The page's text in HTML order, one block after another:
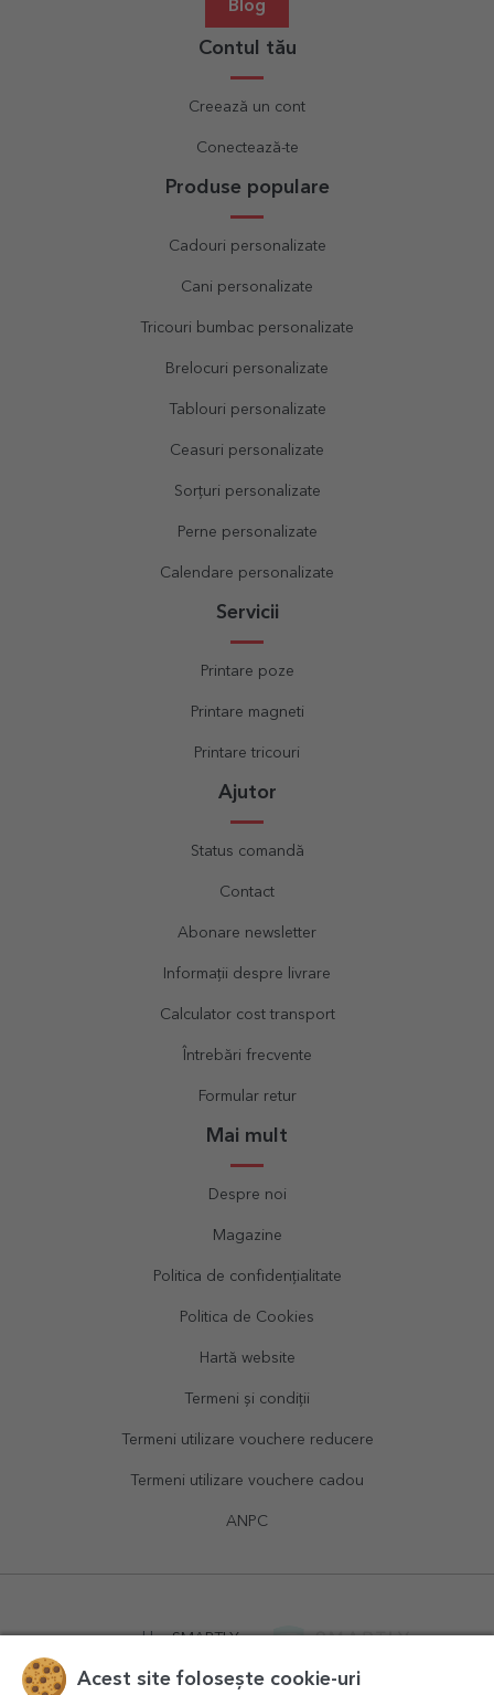
Blog
Contul tău
Creează un cont
Conectează-te
Produse populare
Cadouri personalizate
Cani personalizate
Tricouri bumbac personalizate
Brelocuri personalizate
Tablouri personalizate
Ceasuri personalizate
Sorțuri personalizate
Perne personalizate
Calendare personalizate
Servicii
Printare poze
Printare magneti
Printare tricouri
Ajutor
Status comandă
Contact
Abonare newsletter
Informații despre livrare
Calculator cost transport
Întrebări frecvente
Formular retur
Mai mult
Despre noi
Magazine
Politica de confidențialitate
Politica de Cookies
Hartă website
Termeni și condiții
Termeni utilizare vouchere reducere
Termeni utilizare vouchere cadou
ANPC
powered bySMARTLY.ro
Acest site folosește cookie-uri